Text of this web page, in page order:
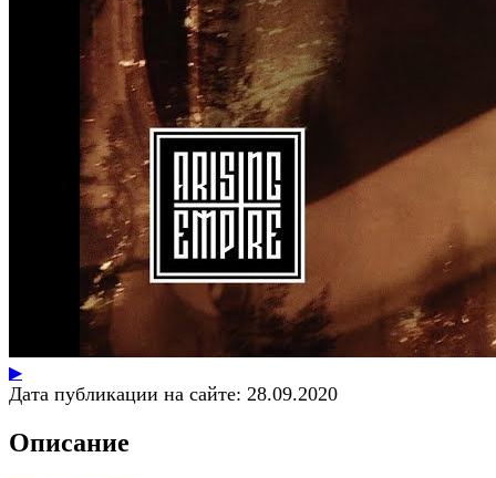
▶
Дата публикации на сайте: 28.09.2020
Описание